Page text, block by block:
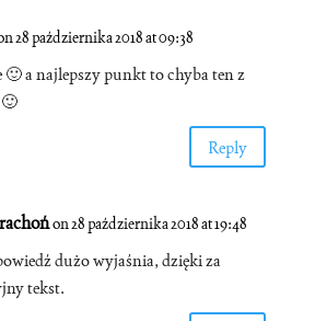
28 października 2018 at 09:38
a najlepszy punkt to chyba ten z
Reply
on 28 października 2018 at 19:48
dużo wyjaśnia, dzięki za
tekst.